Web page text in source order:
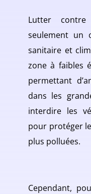
Lutter
seulement un
sanitaire et
zone à faibles
permettant
dans les
interdire les
pour protéger
plus polluées.
Cependant,